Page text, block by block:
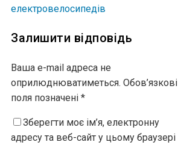
електровелосипедів
Залишити відповідь
Ваша e-mail адреса не
оприлюднюватиметься. Обов’язкові
поля позначені *
Зберегти моє ім’я, електронну
адресу та веб-сайт у цьому браузері